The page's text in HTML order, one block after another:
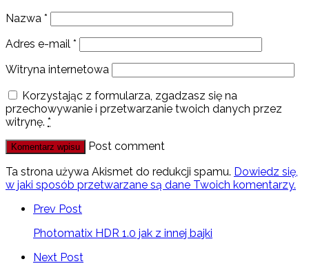
Nazwa *
Adres e-mail *
Witryna internetowa
Korzystając z formularza, zgadzasz się na
przechowywanie i przetwarzanie twoich danych przez
witrynę. *
Post comment
Ta strona używa Akismet do redukcji spamu. Dowiedz się,
w jaki sposób przetwarzane są dane Twoich komentarzy.
Prev Post
Photomatix HDR 1.0 jak z innej bajki
Next Post